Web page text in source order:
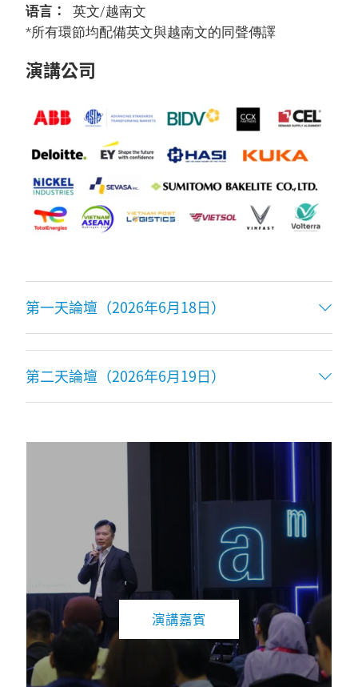
语言：
英文/越南文
*所有環節均配備英文與越南文的同聲傳譯
演講公司
第一天論壇（2026年6月18日）
第二天論壇（2026年6月19日）
演講嘉賓